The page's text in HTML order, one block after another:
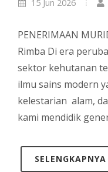
15 Jun 2026
PENERIMAAN
Rimba Di era
sektor kehutanan
ilmu sains modern
kelestarian alam,
kami mendidik
SELENGKAPNYA